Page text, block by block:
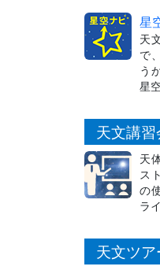
星
天
で
う
星
天文講習
天
ス
の
ラ
天文ツア